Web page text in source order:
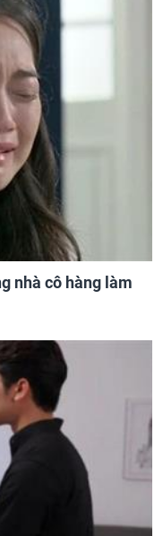
nhà cô hàng làm